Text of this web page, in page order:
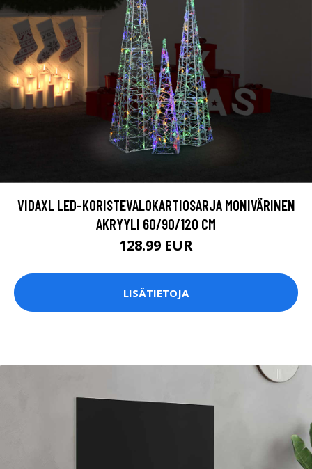
VIDAXL LED-KORISTEVALOKARTIOSARJA MONIVÄRINEN
AKRYYLI 60/90/120 CM
128.99 EUR
LISÄTIETOJA